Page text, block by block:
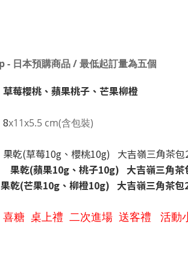
- 日本預購商品 / 最低起訂量為五個
草莓櫻桃、蘋果桃子、芒果柳橙
8x11x5.5 cm(含包裝)
果乾(草莓10g、櫻桃10g) 大吉嶺三角茶
果乾(蘋果10g、桃子10g) 大吉嶺三角
10g、柳橙10g) 大吉嶺三角茶包
喜糖 桌上禮 二次進場 送客禮 活動